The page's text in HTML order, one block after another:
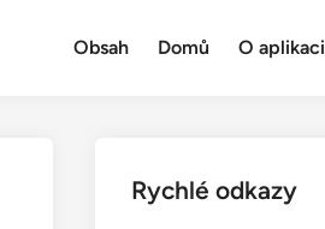
Obsah Domů O aplikaci
Rychlé odkazy